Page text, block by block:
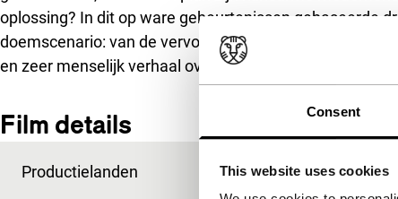
Consent
This website uses cookies
oplossing? In dit op ware gebeurtenissen gebaseerde
doemscenario: van de vervormde, dreigende geluiden
en zeer menselijk verhaal over de effecten van blind
Film details
Productielanden Nieuw-Zeeland,